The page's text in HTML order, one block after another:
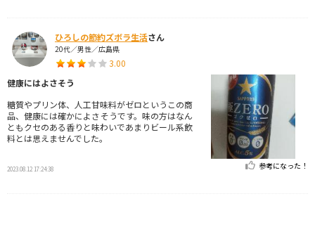
ひろしの節約ズボラ生活さん
20代／男性／広島県
3.00
健康にはよさそう
糖質やプリン体、人工甘味料がゼロというこの商
品、健康には確かによさそうです。味の方はなん
ともクセのある香りと味わいであまりビール系飲
料とは思えませんでした。
2023.08.12 17:24:38 参考になった！